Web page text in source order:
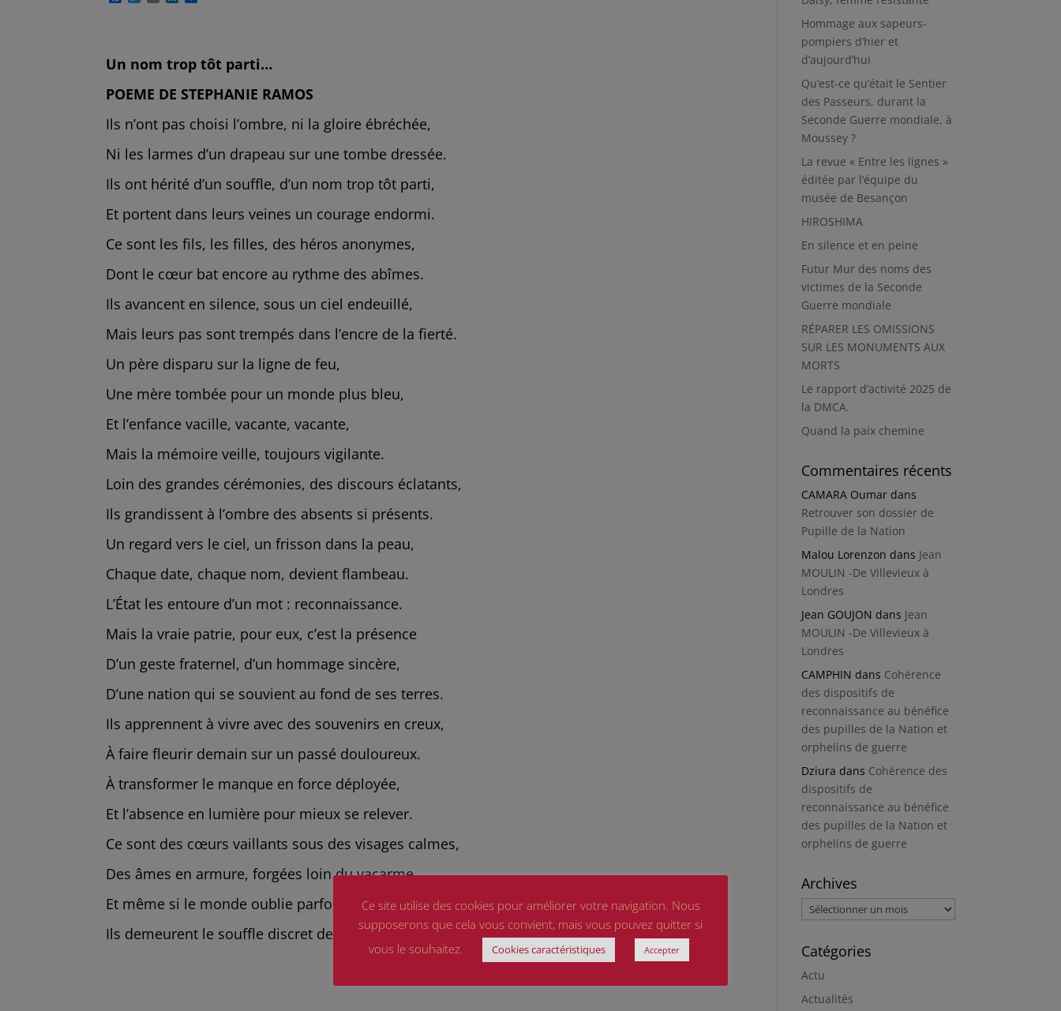
o
o
k
e
r
d
I
n
g
e
r
Un nom trop tôt parti…
POEME DE STEPHANIE RAMOS
Ils n’ont pas choisi l’ombre, ni la gloire ébréchée,
Ni les larmes d’un drapeau sur une tombe dressée.
Ils ont hérité d’un souffle, d’un nom trop tôt parti,
Et portent dans leurs veines un courage endormi.
Ce sont les fils, les filles, des héros anonymes,
Dont le cœur bat encore au rythme des abîmes.
Ils avancent en silence, sous un ciel endeuillé,
Mais leurs pas sont trempés dans l’encre de la fierté.
Un père disparu sur la ligne de feu,
Une mère tombée pour un monde plus bleu,
Et l’enfance vacille, vacante, vacante,
Mais la mémoire veille, toujours vigilante.
Loin des grandes cérémonies, des discours éclatants,
Ils grandissent à l’ombre des absents si présents.
Un regard vers le ciel, un frisson dans la peau,
Chaque date, chaque nom, devient flambeau.
L’État les entoure d’un mot : reconnaissance.
Mais la vraie patrie, pour eux, c’est la présence
D’un geste fraternel, d’un hommage sincère,
D’une nation qui se souvient au fond de ses terres.
Ils apprennent à vivre avec des souvenirs en creux,
À faire fleurir demain sur un passé douloureux.
À transformer le manque en force déployée,
Et l’absence en lumière pour mieux se relever.
Ce sont des cœurs vaillants sous des visages calmes,
Des âmes en armure, forgées loin du vacarme.
Et même si le monde oublie parfois leurs noms,
Ils demeurent le souffle discret de la Nation.
Hommage aux sapeurs-
pompiers d’hier et
d’aujourd’hui
Qu’est-ce qu’était le Sentier
des Passeurs, durant la
Seconde Guerre mondiale, à
Moussey ?
La revue « Entre les lignes »
éditée par l’équipe du
musée de Besançon
HIROSHIMA
En silence et en peine
Futur Mur des noms des
victimes de la Seconde
Guerre mondiale
RÉPARER LES OMISSIONS
SUR LES MONUMENTS AUX
MORTS
Le rapport d’activité 2025 de
la DMCA.
Quand la paix chemine
Commentaires récents
CAMARA Oumar dans
Retrouver son dossier de
Pupille de la Nation
Malou Lorenzon dans Jean
MOULIN -De Villevieux à
Londres
Jean GOUJON dans Jean
MOULIN -De Villevieux à
Londres
CAMPHIN dans Cohérence
des dispositifs de
reconnaissance au bénéfice
des pupilles de la Nation et
orphelins de guerre
Dziura dans Cohérence des
dispositifs de
reconnaissance au bénéfice
des pupilles de la Nation et
orphelins de guerre
Archives
Archives
Catégories
Actu
Actualités
Ce site utilise des cookies pour améliorer votre navigation. Nous
supposerons que cela vous convient, mais vous pouvez quitter si
vous le souhaitez.
Cookies caractéristiques Accepter